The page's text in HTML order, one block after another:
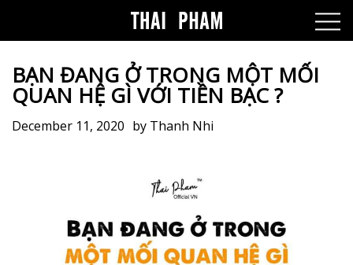
BẠN ĐANG Ở TRONG MỘT MỐI
QUAN HỆ GÌ VỚI TIỀN BẠC ?
December 11, 2020 by Thanh Nhi